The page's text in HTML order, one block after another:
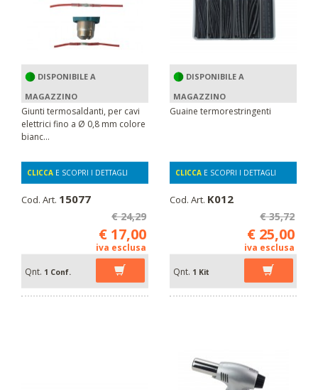
DISPONIBILE A
MAGAZZINO
Giunti termosaldanti, per cavi
elettrici fino a Ø 0,8 mm colore
bianc...
CLICCA E SCOPRI I DETTAGLI
Cod. Art. 15077
€ 24,29
€ 17,00
iva esclusa
Qnt. 1 Conf.
DISPONIBILE A
MAGAZZINO
Guaine termorestringenti
CLICCA E SCOPRI I DETTAGLI
Cod. Art. K012
€ 35,72
€ 25,00
iva esclusa
Qnt. 1 Kit